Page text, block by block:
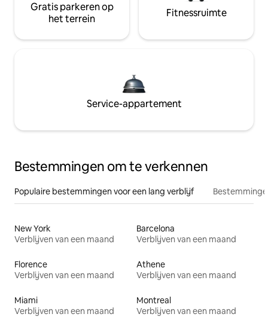
Gratis parkeren op
het terrein
Fitnessruimte
Service-appartement
Bestemmingen om te verkennen
Populaire bestemmingen voor een lang verblijf
New York
Verblijven van een maand
Barcelona
Verblijven van een maand
Florence
Verblijven van een maand
Athene
Verblijven van een maand
Miami
Verblijven van een maand
Montreal
Verblijven van een maand